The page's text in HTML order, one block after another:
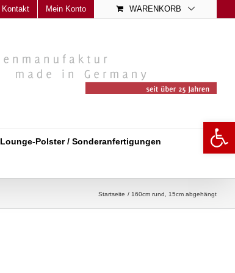
Kontakt Mein Konto WARENKORB
Lounge-Polster / Sonderanfertigungen
Startseite 160cm rund, 15cm abgehängt